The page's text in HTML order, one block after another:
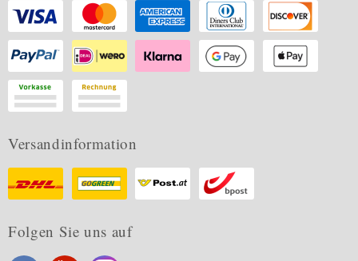
Versandinformation
Folgen Sie uns auf